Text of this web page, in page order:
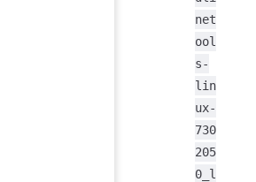
net
ool
s-
lin
ux-
730
205
0_l